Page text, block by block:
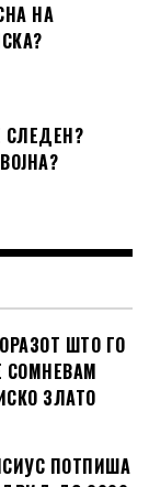
НА
СЛЕДЕН?
ШТО ГО
СОМНЕВАМ
ЗЛАТО
ПОТПИША